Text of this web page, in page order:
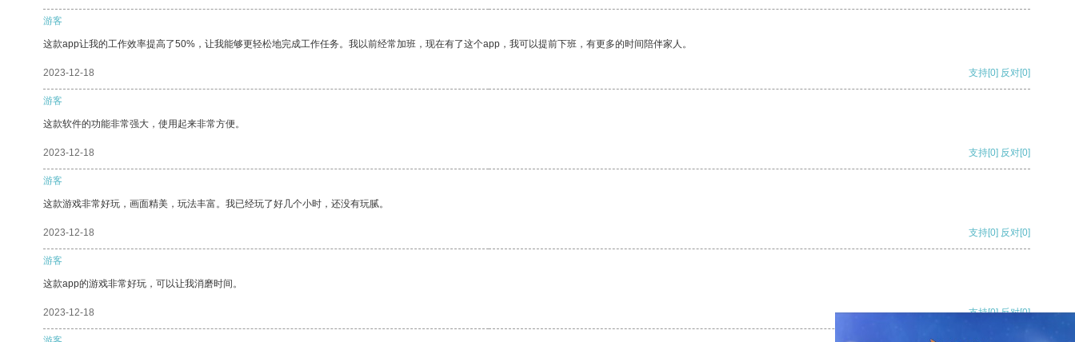
游客
这款app让我的工作效率提高了50%，让我能够更轻松地完成工作任务。我以前经常加班，现在有了这个app，我可以提前下班，有更多的时间陪伴家人。
2023-12-18 支持[0] 反对[0]
游客
这款软件的功能非常强大，使用起来非常方便。
2023-12-18 支持[0] 反对[0]
游客
这款游戏非常好玩，画面精美，玩法丰富。我已经玩了好几个小时，还没有玩腻。
2023-12-18 支持[0] 反对[0]
游客
这款app的游戏非常好玩，可以让我消磨时间。
2023-12-18 支持[0] 反对[0]